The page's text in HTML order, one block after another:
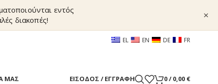
εντός
διακοπές!
×
EL EN DE FR
ΜΑΣ ΕΊΣΟΔΟΣ / ΕΓΓΡΑΦΉ 0/ 0,00 €